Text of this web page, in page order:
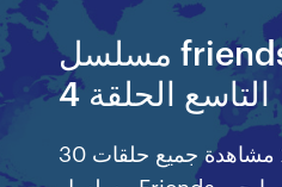
مسلسل friends الموسم
التاسع الحلقة 4
30 آذار (مارس) 2019 مشاهدة جميع حلقات